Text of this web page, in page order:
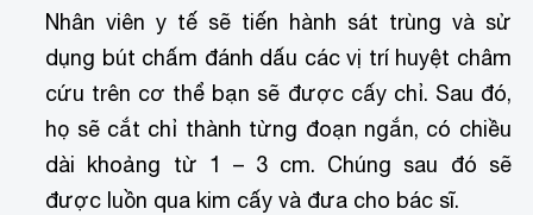
Nhân viên y tế sẽ tiến hành sát trùng và sử
dụng bút chấm đánh dấu các vị trí huyệt châm
cứu trên cơ thể bạn sẽ được cấy chỉ. Sau đó,
họ sẽ cắt chỉ thành từng đoạn ngắn, có chiều
dài khoảng từ 1 – 3 cm. Chúng sau đó sẽ
được luồn qua kim cấy và đưa cho bác sĩ.